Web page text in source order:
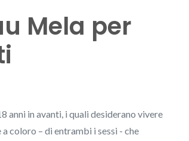
Mela per
anni in avanti, i quali desiderano vivere
coloro – di entrambi i sessi - che